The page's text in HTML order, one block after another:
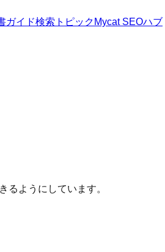
ガイド検索トピック Mycat SEOハブ
るようにしています。